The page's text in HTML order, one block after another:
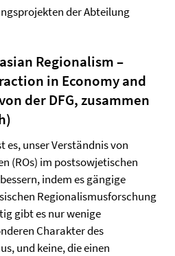
der Abteilung
Regionalism –
in Economy and
der DFG, zusammen
es, unser Verständnis von
(ROs) im postsowjetischen
indem es gängige
Regionalismusforschung
gibt es nur wenige
Charakter des
und keine, die einen